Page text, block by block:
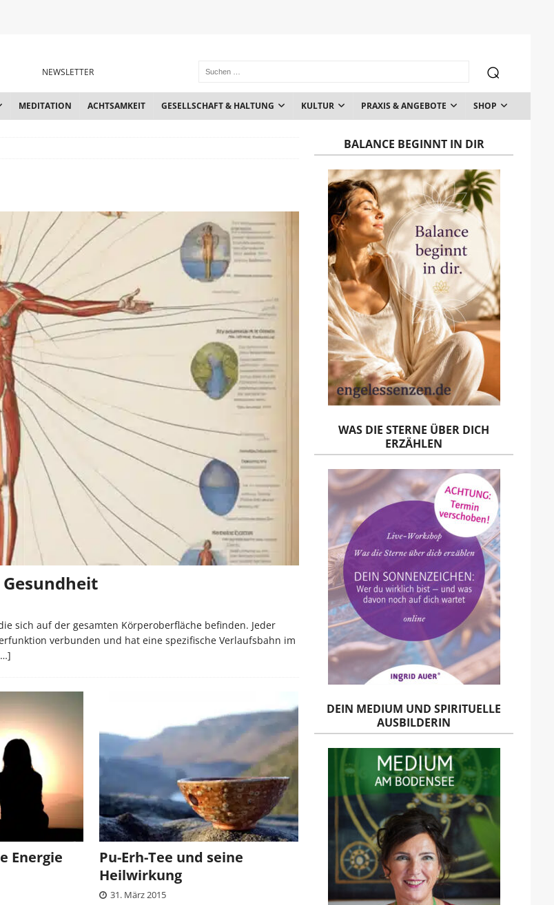
NEWSLETTER
MEDITATION ACHTSAMKEIT GESELLSCHAFT & HALTUNG KULTUR PRAXIS & ANGEBOTE SHOP
sich auf der gesamten Körperoberfläche befinden. Jeder
verbunden und hat eine spezifische Verlaufsbahn im
Energie
Pu-Erh-Tee und seine
Heilwirkung
31. März 2015
BALANCE BEGINNT IN DIR
WAS DIE STERNE ÜBER DICH
ERZÄHLEN
DEIN MEDIUM UND SPIRITUELLE
AUSBILDERIN